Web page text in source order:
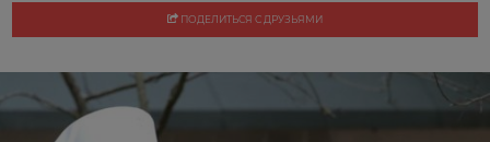
ПОДЕЛИТЬСЯ С ДРУЗЬЯМИ